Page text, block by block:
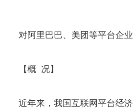
对阿里巴巴、美团等平台企
【概 况】
近年来，我国互联网平台经